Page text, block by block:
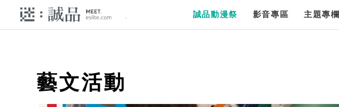
誠品動漫祭 影音專區 主題專欄
藝文活動